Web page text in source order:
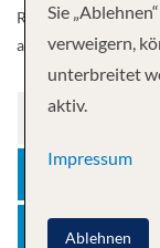
Restaurants für
angesagte
WEITERES
FITNESS
UNTERHALTUNG
Sie
verweigern,
unterbreitet
aktiv.
Impressum
Ablehnen